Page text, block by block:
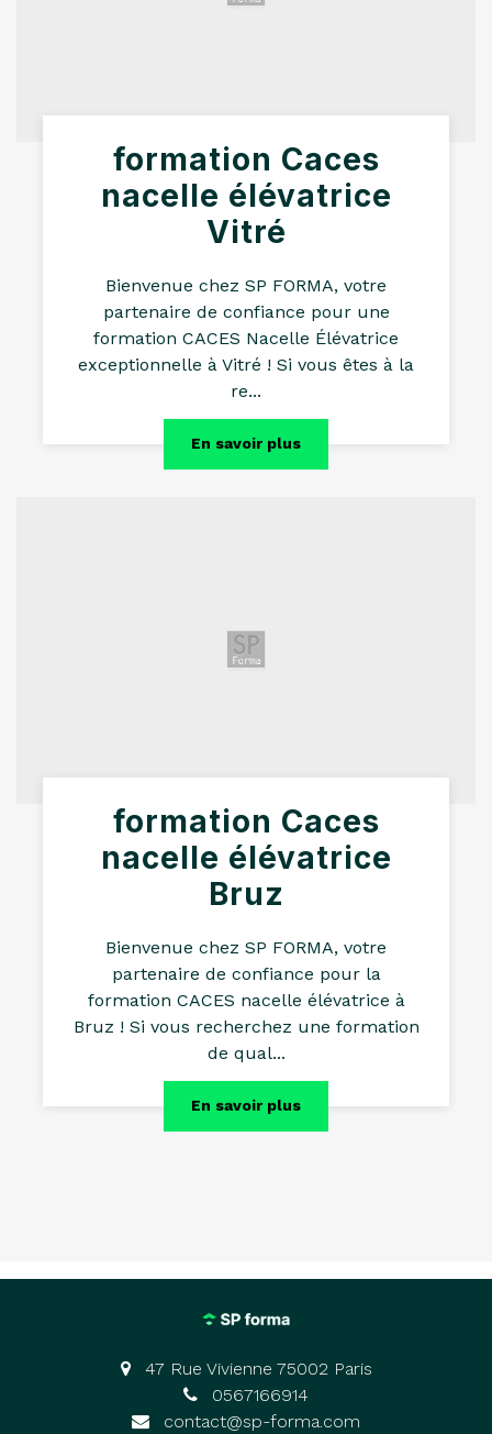
formation Caces
nacelle élévatrice
Vitré
Bienvenue chez SP FORMA, votre
partenaire de confiance pour une
formation CACES Nacelle Élévatrice
exceptionnelle à Vitré ! Si vous êtes à la
re...
En savoir plus
formation Caces
nacelle élévatrice
Bruz
Bienvenue chez SP FORMA, votre
partenaire de confiance pour la
formation CACES nacelle élévatrice à
Bruz ! Si vous recherchez une formation
de qual...
En savoir plus
47 Rue Vivienne 75002 Paris
0567166914
contact@sp-forma.com